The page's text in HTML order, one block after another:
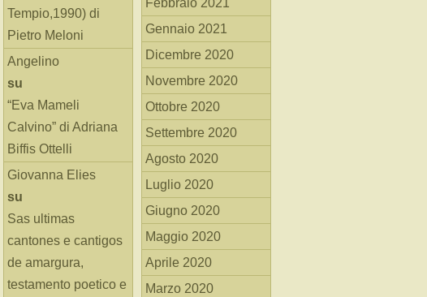
Tempio,1990) di
Pietro Meloni
Angelino
su
“Eva Mameli
Calvino” di Adriana
Biffis Ottelli
Giovanna Elies
su
Sas ultimas
cantones e cantigos
de amargura,
testamento poetico e
Febbraio 2021
Gennaio 2021
Dicembre 2020
Novembre 2020
Ottobre 2020
Settembre 2020
Agosto 2020
Luglio 2020
Giugno 2020
Maggio 2020
Aprile 2020
Marzo 2020